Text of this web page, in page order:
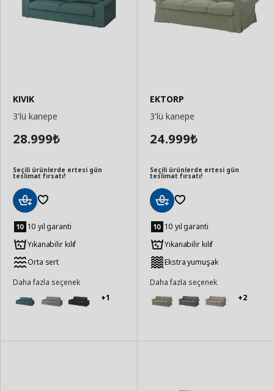
KIVIK
3'lü kanepe
28.999₺
Seçili ürünlerde ertesi gün
teslimat fırsatı!
Ekle 10 yıl garanti
Yıkanabilir kılıf
Orta sert
Daha fazla seçenek
+1
EKTORP
3'lü kanepe
24.999₺
Seçili ürünlerde ertesi gün
teslimat fırsatı!
Ekle 10 yıl garanti
Yıkanabilir kılıf
Ekstra yumuşak
Daha fazla seçenek
+2